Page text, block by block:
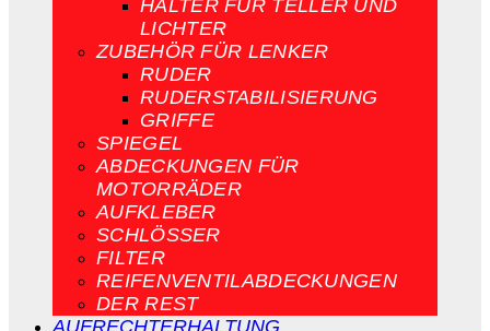
HALTER FÜR TELLER UND
LICHTER
ZUBEHÖR FÜR LENKER
RUDER
RUDERSTABILISIERUNG
GRIFFE
SPIEGEL
ABDECKUNGEN FÜR
MOTORRÄDER
AUFKLEBER
SCHLÖSSER
FILTER
REIFENVENTILABDECKUNGEN
DER REST